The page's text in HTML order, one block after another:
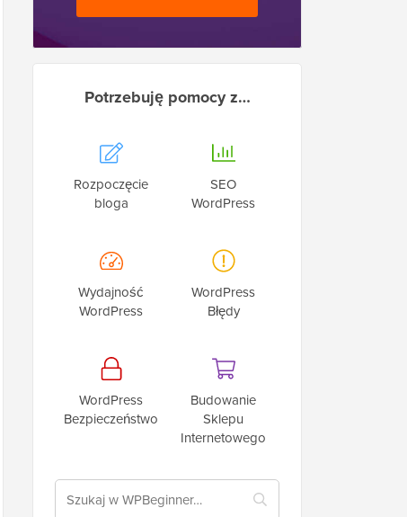
Potrzebuję pomocy z…
Rozpoczęcie
bloga
SEO
WordPress
Wydajność
WordPress
WordPress
Błędy
WordPress
Bezpieczeństwo
Budowanie
Sklepu
Internetowego